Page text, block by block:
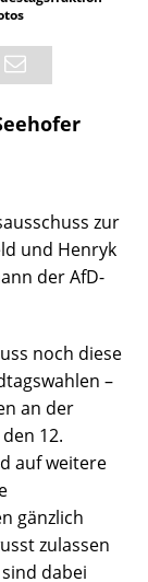
zur
und Henryk
der AfD-
noch diese
–
an der
12.
auf weitere
gänzlich
zulassen
dabei